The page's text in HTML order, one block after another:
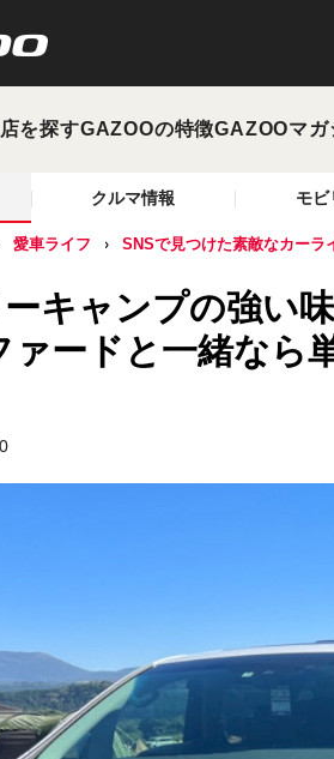
を探すGAZOOの特徴GAZOOマガ
クルマ情報 モビ
愛車ライフ SNSで見つけた素敵なカーラ
キャンプの強い
ァードと一緒なら